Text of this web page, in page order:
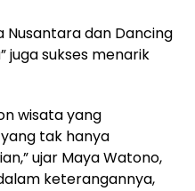
Nusantara dan Dancing
juga sukses menarik
wisata yang
tak hanya
ujar Maya Watono,
keterangannya,